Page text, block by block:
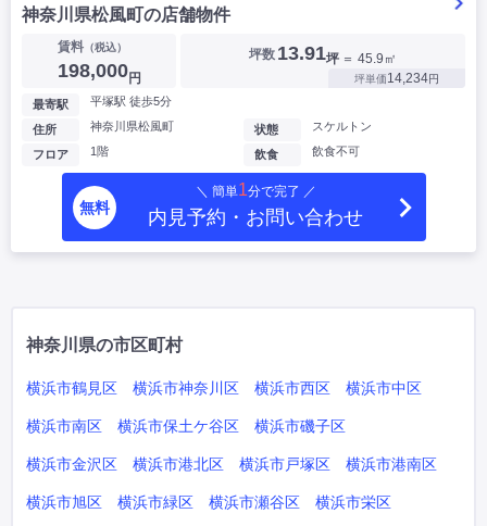
神奈川県松風町の店舗物件
賃料（税込）
198,000円
坪数 13.91坪 ＝ 45.9㎡
坪単価14,234円
最寄駅 平塚駅 徒歩5分
住所 神奈川県松風町
フロア 1階
状態 スケルトン
飲食 飲食不可
無料
＼ 簡単1分で完了 ／
内見予約・お問い合わせ
神奈川県の市区町村
横浜市鶴見区 横浜市神奈川区 横浜市西区 横浜市中区
横浜市南区 横浜市保土ケ谷区 横浜市磯子区
横浜市金沢区 横浜市港北区 横浜市戸塚区 横浜市港南区
横浜市旭区 横浜市緑区 横浜市瀬谷区 横浜市栄区